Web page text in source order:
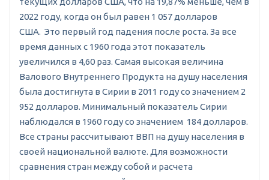
2022 году, когда он был равен 1 057 долларов
США. Это первый год падения после роста. За все
время данных с 1960 года этот показатель
увеличился в 4,60 раз. Самая высокая величина
Валового Внутреннего Продукта на душу населения
была достигнута в Сирии в 2011 году со значением 2
952 долларов. Минимальный показатель Сирии
наблюдался в 1960 году со значением 184 долларов.
Все страны рассчитывают ВВП на душу населения в
своей национальной валюте. Для возможности
сравнения стран между собой и расчета